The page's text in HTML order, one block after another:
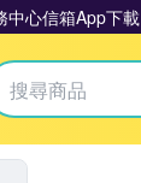
中心信箱App下載
拍賣